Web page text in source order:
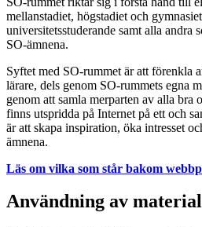
mellanstadiet, högstadiet och
universitetsstuderande samt alla andra
SO-ämnena.
Syftet med SO-rummet är att förenkla
lärare, dels genom SO-rummets egna
genom att samla merparten av alla bra
finns utspridda på Internet på ett och
är att skapa inspiration, öka intresset
ämnena.
Läs om vilka som står bakom
Användning av material